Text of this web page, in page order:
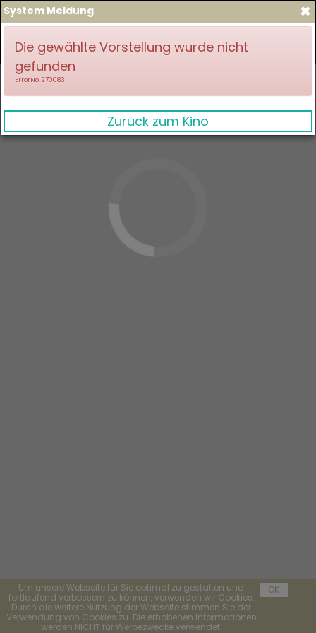
Um unsere Webseite für Sie optimal zu gestalten und
fortlaufend verbessern zu können, verwenden wir Cookies.
Durch die weitere Nutzung der Webseite stimmen Sie der
Verwendung von Cookies zu. Die erhobenen Informationen
werden NICHT für Werbezwecke verwendet.
OK
×
System Meldung
Die gewählte Vorstellung wurde nicht
gefunden
ErrorNo. 270083
Zurück zum Kino